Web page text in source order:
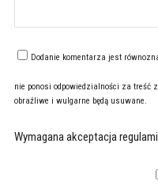
Dodanie komentarza jest
nie ponosi odpowiedzialności za treść
obraźliwe i wulgarne będą usuwane.
Wymagana akceptacja